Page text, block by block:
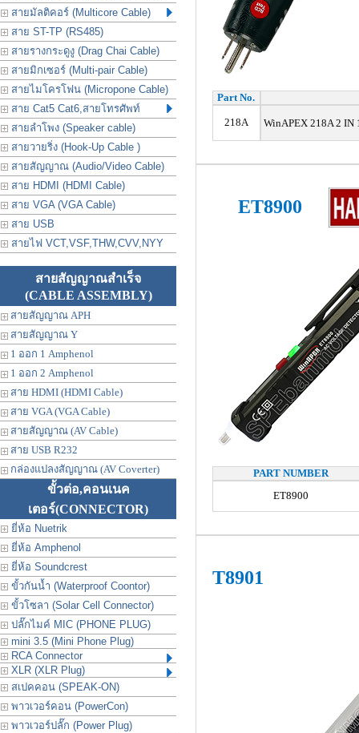
สายมัลติคอร์ (Multicore Cable)
สาย ST-TP (RS485)
สายรางกระดูงู (Drag Chai Cable)
สายมิกเซอร์ (Multi-pair Cable)
สายไมโครโฟน (Micropone Cable)
สาย Cat5 Cat6,สายโทรศัพท์
สายลำโพง (Speaker cable)
สายวายริ่ง (Hook-Up Cable )
สายสัญญาณ (Audio/Video Cable)
สาย HDMI (HDMI Cable)
สาย VGA (VGA Cable)
สาย USB
สายไฟ VCT,VSF,THW,CVV,NYY
สายสัญญาณสำเร็จ
(CABLE ASSEMBLY)
สายสัญญาณ APH
สายสัญญาณ Y
1 ออก 1 Amphenol
1 ออก 2 Amphenol
สาย HDMI (HDMI Cable)
สาย VGA (VGA Cable)
สายสัญญาณ (AV Cable)
สาย USB R232
กล่องแปลงสัญญาณ (AV Coverter)
ขั้วต่อ,คอนเนค
เตอร์(CONNECTOR)
ยี่ห้อ Nuetrik
ยี่ห้อ Amphenol
ยี่ห้อ Soundcrest
ขั้วกันน้ำ (Waterproof Coontor)
ขั้วโซลา (Solar Cell Connector)
ปลั๊กไมค์ MIC (PHONE PLUG)
mini 3.5 (Mini Phone Plug)
RCA Connector
XLR (XLR Plug)
สเปคคอน (SPEAK-ON)
พาวเวอร์คอน (PowerCon)
พาวเวอร์ปลั๊ก (Power Plug)
Part No.
218A WinAPEX 218A 2
ET8900
PART NUMBER
ET8900
T8901